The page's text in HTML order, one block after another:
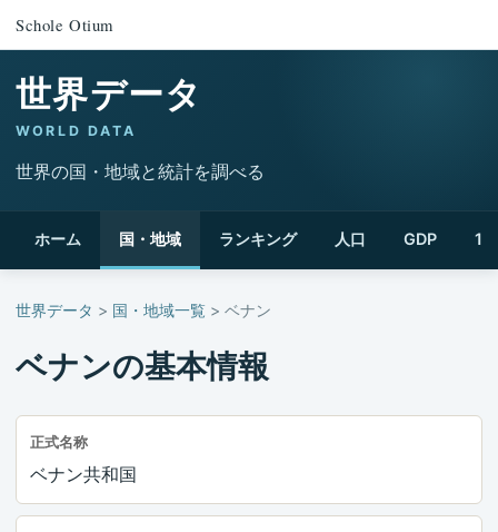
Schole Otium
世界データ
WORLD DATA
世界の国・地域と統計を調べる
ホーム 国・地域 ランキング 人口 GDP 1
世界データ > 国・地域一覧 > ベナン
ベナンの基本情報
正式名称
ベナン共和国